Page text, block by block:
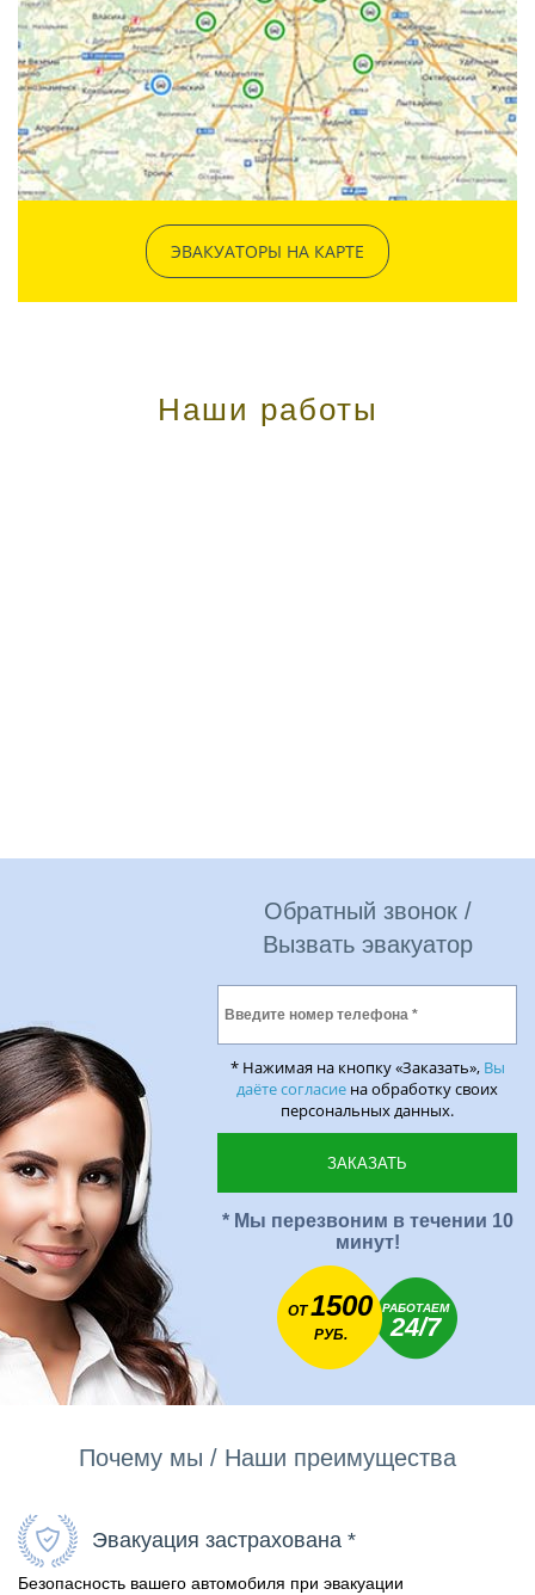
ЭВАКУАТОРЫ НА КАРТЕ
Наши работы
Обратный звонок /
Вызвать эвакуатор
* Нажимая на кнопку «Заказать», Вы
даёте согласие на обработку своих
персональных данных.
* Мы перезвоним в течении 10
минут!
ОТ1500
РУБ.
РАБОТАЕМ
24/7
Почему мы / Наши преимущества
Эвакуация застрахована *
Безопасность вашего автомобиля при эвакуации